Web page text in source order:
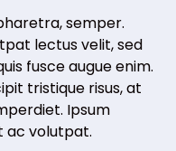
semper.
lectus velit, sed
fusce augue enim.
tristique risus, at
Ipsum
ac volutpat.